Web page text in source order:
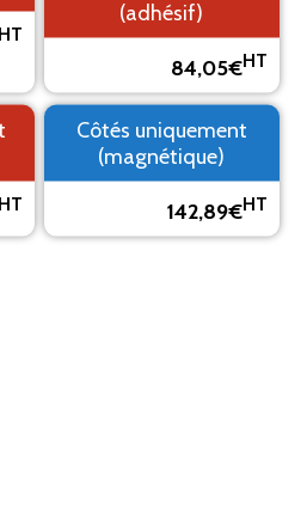
(adhésif)
84,05€HT
Côtés uniquement
(magnétique)
142,89€HT
3. Texte 4. Aperçu
MARQUAGE ADHÉSIF
il peut varier du résultat final